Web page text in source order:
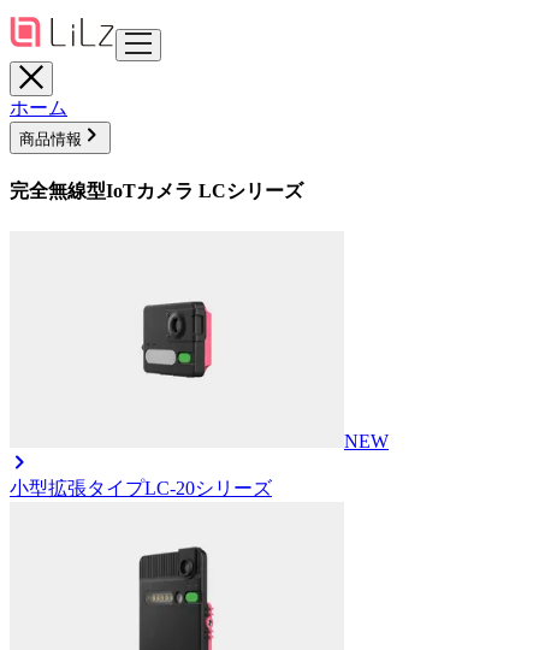
ホーム
商品情報
完全無線型IoTカメラ LCシリーズ
NEW
小型拡張タイプLC-20シリーズ